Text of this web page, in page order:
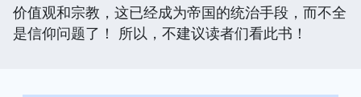
价值观和宗教，这已经成为帝国的统治手段，而不全
是信仰问题了！ 所以，不建议读者们看此书！